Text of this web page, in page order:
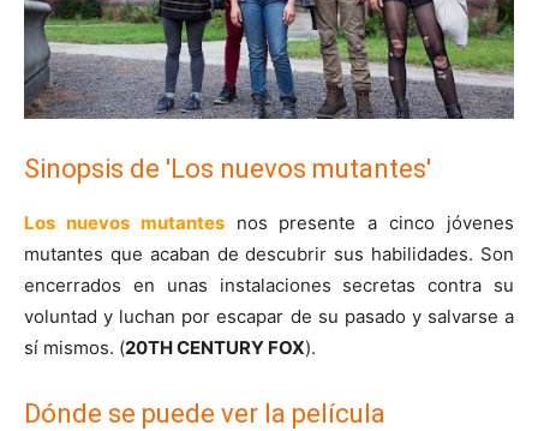
Sinopsis de 'Los nuevos mutantes'
Los nuevos mutantesnos presente a cinco jóvenes
mutantes que acaban de descubrir sus habilidades. Son
encerrados en unas instalaciones secretas contra su
voluntad y luchan por escapar de su pasado y salvarse a
sí mismos. (20TH CENTURY FOX).
Dónde se puede ver la película